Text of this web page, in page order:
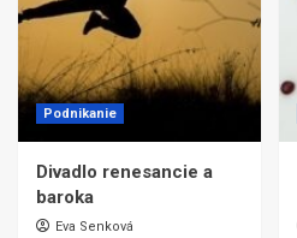
Podnikanie
Divadlo renesancie a
baroka
Eva Senková